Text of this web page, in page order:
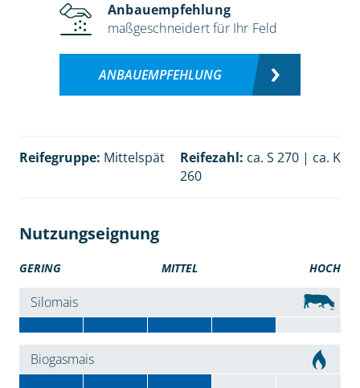
Anbauempfehlung
maßgeschneidert für Ihr Feld
ANBAUEMPFEHLUNG
Reifegruppe: Mittelspät Reifezahl: ca. S 270 | ca. K
260
Nutzungseignung
GERING MITTEL HOCH
Silomais
Biogasmais